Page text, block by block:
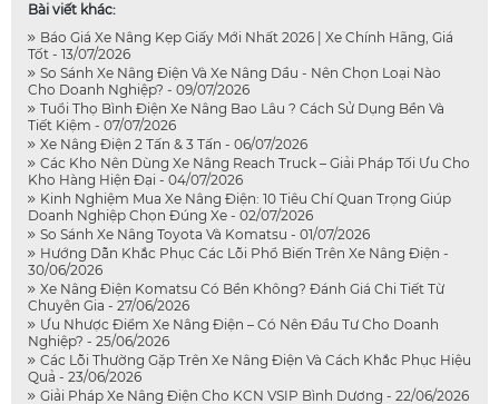
Bài viết khác:
Báo Giá Xe Nâng Kẹp Giấy Mới Nhất 2026 | Xe Chính Hãng, Giá
Tốt - 13/07/2026
So Sánh Xe Nâng Điện Và Xe Nâng Dầu - Nên Chọn Loại Nào
Cho Doanh Nghiệp? - 09/07/2026
Tuổi Thọ Bình Điện Xe Nâng Bao Lâu ? Cách Sử Dụng Bền Và
Tiết Kiệm - 07/07/2026
Xe Nâng Điện 2 Tấn & 3 Tấn - 06/07/2026
Các Kho Nên Dùng Xe Nâng Reach Truck – Giải Pháp Tối Ưu Cho
Kho Hàng Hiện Đại - 04/07/2026
Kinh Nghiệm Mua Xe Nâng Điện: 10 Tiêu Chí Quan Trọng Giúp
Doanh Nghiệp Chọn Đúng Xe - 02/07/2026
So Sánh Xe Nâng Toyota Và Komatsu - 01/07/2026
Hướng Dẫn Khắc Phục Các Lỗi Phổ Biến Trên Xe Nâng Điện -
30/06/2026
Xe Nâng Điện Komatsu Có Bền Không? Đánh Giá Chi Tiết Từ
Chuyên Gia - 27/06/2026
Ưu Nhược Điểm Xe Nâng Điện – Có Nên Đầu Tư Cho Doanh
Nghiệp? - 25/06/2026
Các Lỗi Thường Gặp Trên Xe Nâng Điện Và Cách Khắc Phục Hiệu
Quả - 23/06/2026
Giải Pháp Xe Nâng Điện Cho KCN VSIP Bình Dương - 22/06/2026